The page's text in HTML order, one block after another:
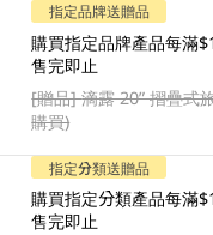
指定品牌送贈品
購買指定品牌產品每滿
售完即止
[贈品]滴露 20” 摺疊式
購買)
指定分類送贈品
購買指定分類產品每滿
售完即止